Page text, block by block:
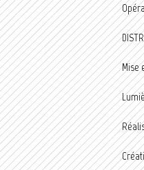
Mise